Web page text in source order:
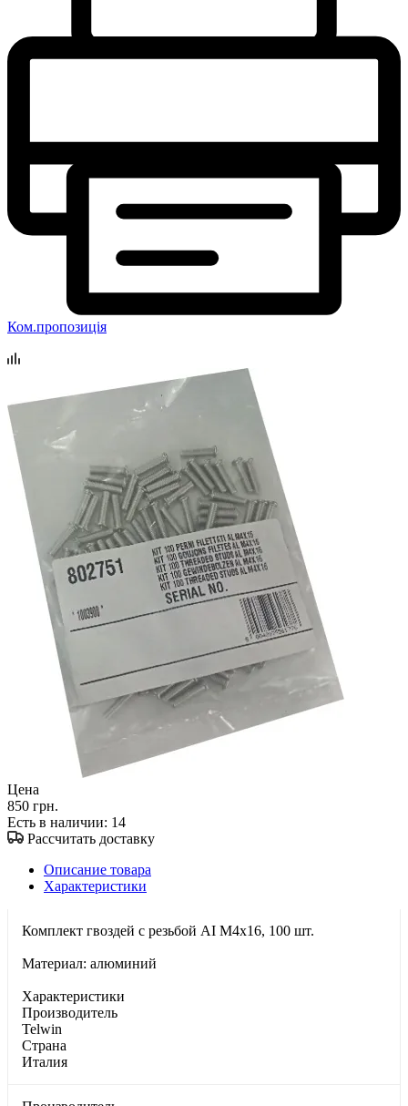
Ком.пропозиція
Цена
850 грн.
Есть в наличии: 14
Рассчитать доставку
Описание товара
Характеристики
Комплект гвоздей с резьбой AI M4x16, 100 шт.
Материал: алюминий
Характеристики
Производитель
Telwin
Страна
Италия